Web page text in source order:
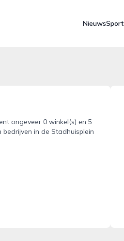
NieuwsSport
ongeveer 0 winkel(s) en 5
in de Stadhuisplein